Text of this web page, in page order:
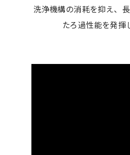
洗浄機構の消耗を抑え、
たろ過性能を発揮